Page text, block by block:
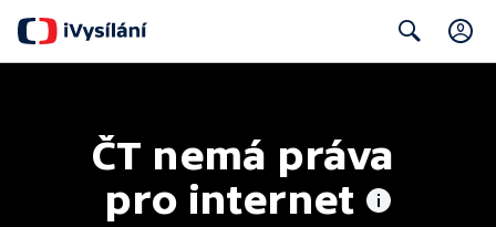
ČT nemá práva
pro internet